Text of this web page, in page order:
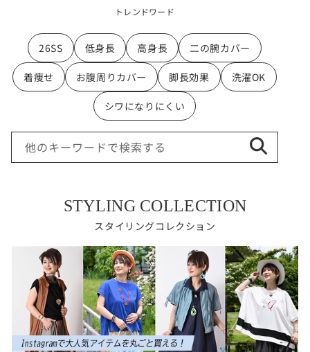
トレンドワード
26SS 低身長 高身長 二の腕カバー
着痩せ お腹周りカバー 脚長効果 洗濯OK
シワになりにくい
他のキーワードで検索する
STYLING COLLECTION
スタイリングコレクション